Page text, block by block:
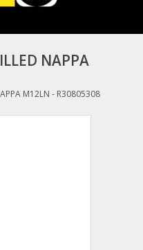
NAPPA
M12LN - R30805308